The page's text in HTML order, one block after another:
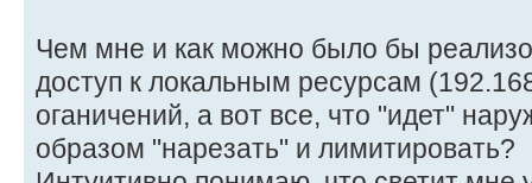
Чем мне и как можно было бы
доступ к локальным ресурсам
оганичений, а вот все, что "идет"
образом "нарезать" и лимитировать?